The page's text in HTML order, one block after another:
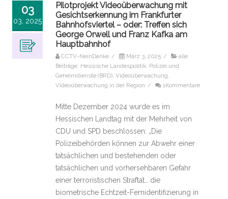
03
03, 2025
Pilotprojekt Videoüberwachung mit
Gesichtserkennung im Frankfurter
Bahnhofsviertel – oder: Treffen sich
George Orwell und Franz Kafka am
Hauptbahnhof
CCTV-NeinDanke / März 3, 2025 /
alle
Beiträge, Hessische Landespolitik, Polizei und
Geheimdienste (BRD), Videoüberwachung,
Videoüberwachung in der Region / 1Kommentare
Mitte Dezember 2024 wurde es im
Hessischen Landtag mit der Mehrheit von
CDU und SPD beschlossen: „Die
Polizeibehörden können zur Abwehr einer
tatsächlichen und bestehenden oder
tatsächlichen und vorhersehbaren Gefahr
einer terroristischen Straftat… die
biometrische Echtzeit-Fernidentifizierung in